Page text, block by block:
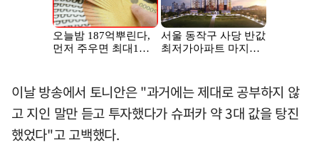
이날 방송에서 토니안은 "과거에는 제대로 공부하지 않
고 지인 말만 듣고 투자했다가 슈퍼카 약 3대 값을 탕진
했었다"고 고백했다.